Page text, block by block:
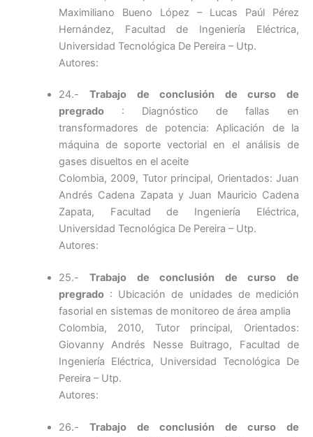
Maximiliano Bueno López – Lucas Paúl Pérez
Hernández, Facultad de Ingeniería Eléctrica,
Universidad Tecnológica De Pereira – Utp.
Autores:
24.-Trabajo de conclusión de curso de
pregrado: Diagnóstico de fallas en
transformadores de potencia: Aplicación de la
máquina de soporte vectorial en el análisis de
gases disueltos en el aceite
Colombia, 2009, Tutor principal, Orientados: Juan
Andrés Cadena Zapata y Juan Mauricio Cadena
Zapata, Facultad de Ingeniería Eléctrica,
Universidad Tecnológica De Pereira – Utp.
Autores:
25.-Trabajo de conclusión de curso de
pregrado: Ubicación de unidades de medición
fasorial en sistemas de monitoreo de área amplia
Colombia, 2010, Tutor principal, Orientados:
Giovanny Andrés Nesse Buitrago, Facultad de
Ingeniería Eléctrica, Universidad Tecnológica De
Pereira – Utp.
Autores:
26.-Trabajo de conclusión de curso de